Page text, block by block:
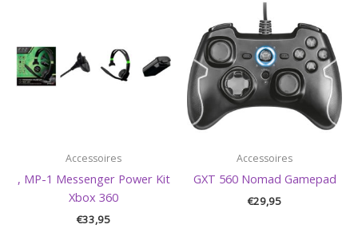
Accessoires
, MP-1 Messenger Power Kit
Xbox 360
€33,95
Accessoires
GXT 560 Nomad Gamepad
€29,95